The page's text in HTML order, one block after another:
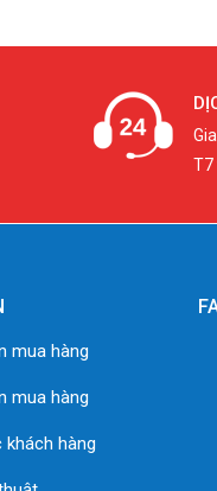
T7
mua hàng
mua hàng
hàng